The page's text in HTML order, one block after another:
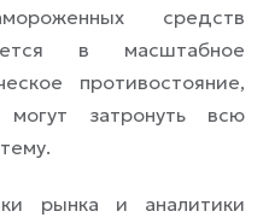
средств
в масштабное
противостояние,
могут затронуть всю
рынка и аналитики